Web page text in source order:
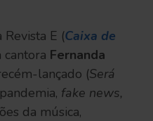
Revista E (Caixa de
cantora Fernanda
lançado (Será
fake news,
da música,